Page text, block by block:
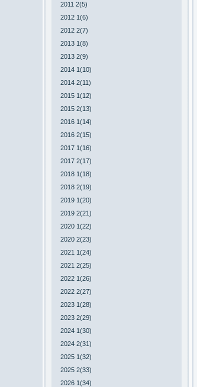
2011 2(5)
2012 1(6)
2012 2(7)
2013 1(8)
2013 2(9)
2014 1(10)
2014 2(11)
2015 1(12)
2015 2(13)
2016 1(14)
2016 2(15)
2017 1(16)
2017 2(17)
2018 1(18)
2018 2(19)
2019 1(20)
2019 2(21)
2020 1(22)
2020 2(23)
2021 1(24)
2021 2(25)
2022 1(26)
2022 2(27)
2023 1(28)
2023 2(29)
2024 1(30)
2024 2(31)
2025 1(32)
2025 2(33)
2026 1(34)